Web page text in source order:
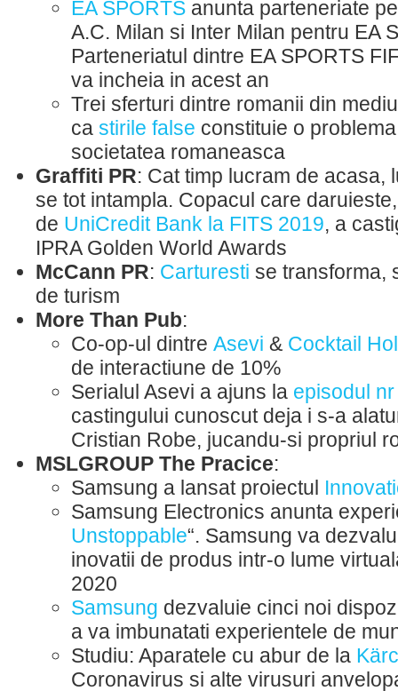
EA SPORTS anunta parteneriate
A.C. Milan si Inter Milan pentru EA
Parteneriatul dintre EA SPORTS
va incheia in acest an
Trei sferturi dintre romanii din
ca stirile false constituie o
societatea romaneasca
Graffiti PR: Cat timp lucram de acasa,
se tot intampla. Copacul care
de UniCredit Bank la FITS 2019, a
IPRA Golden World Awards
McCann PR: Carturesti se transforma,
de turism
More Than Pub:
Co-op-ul dintre Asevi & Cocktail
de interactiune de 10%
Serialul Asevi a ajuns la episodul
castingului cunoscut deja i s-a
Cristian Robe, jucandu-si propriul
MSLGROUP The Pracice:
Samsung a lansat proiectul
Samsung Electronics anunta
Unstoppable“. Samsung va
inovatii de produs intr-o lume
2020
Samsung dezvaluie cinci noi
a va imbunatati experientele de
Studiu: Aparatele cu abur de la
Coronavirus si alte virusuri